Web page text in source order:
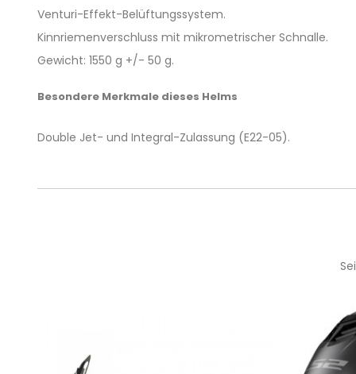
Venturi-Effekt-Belüftungssystem.
Kinnriemenverschluss mit mikrometrischer Schnalle.
Gewicht: 1550 g +/- 50 g.
Besondere Merkmale dieses Helms
Double Jet- und Integral-Zulassung (E22-05).